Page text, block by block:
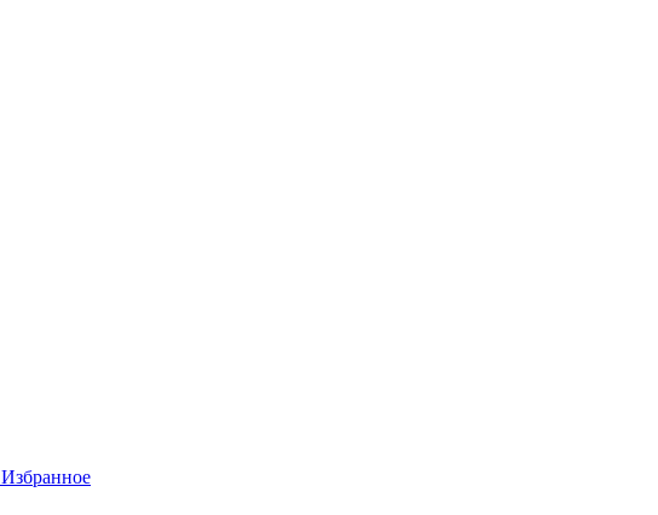
Избранное